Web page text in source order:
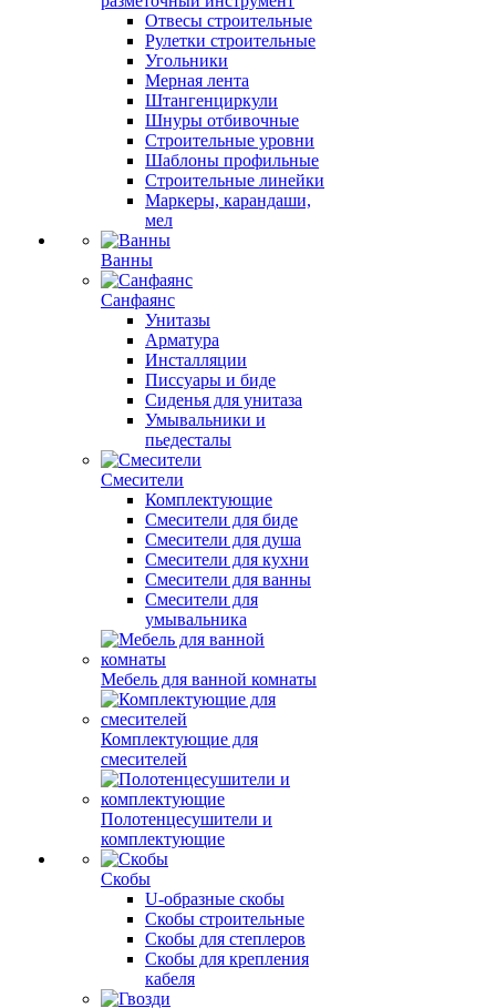
Отвесы строительные
Рулетки строительные
Угольники
Мерная лента
Штангенциркули
Шнуры отбивочные
Строительные уровни
Шаблоны профильные
Строительные линейки
Маркеры, карандаши,
мел
Ванны
Санфаянс
Унитазы
Арматура
Инсталляции
Писсуары и биде
Сиденья для унитаза
Умывальники и
пьедесталы
Смесители
Комплектующие
Смесители для биде
Смесители для душа
Смесители для кухни
Смесители для ванны
Смесители для
умывальника
Мебель для ванной комнаты
Комплектующие для
смесителей
Полотенцесушители и
комплектующие
Скобы
U-образные скобы
Скобы строительные
Скобы для степлеров
Скобы для крепления
кабеля